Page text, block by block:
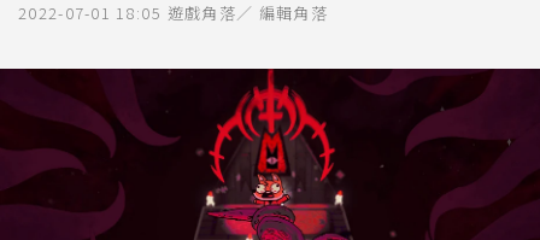
2022-07-01 18:05 遊戲角落／ 編輯角落